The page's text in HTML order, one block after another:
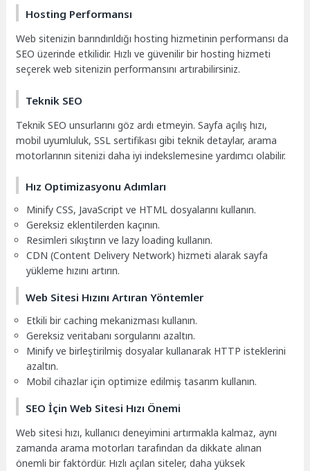
Hosting Performansı
Web sitenizin barındırıldığı hosting hizmetinin performansı da
SEO üzerinde etkilidir. Hızlı ve güvenilir bir hosting hizmeti
seçerek web sitenizin performansını artırabilirsiniz.
Teknik SEO
Teknik SEO unsurlarını göz ardı etmeyin. Sayfa açılış hızı,
mobil uyumluluk, SSL sertifikası gibi teknik detaylar, arama
motorlarının sitenizi daha iyi indekslemesine yardımcı olabilir.
Hız Optimizasyonu Adımları
Minify CSS, JavaScript ve HTML dosyalarını kullanın.
Gereksiz eklentilerden kaçının.
Resimleri sıkıştırın ve lazy loading kullanın.
CDN (Content Delivery Network) hizmeti alarak sayfa
yükleme hızını artırın.
Web Sitesi Hızını Artıran Yöntemler
Etkili bir caching mekanizması kullanın.
Gereksiz veritabanı sorgularını azaltın.
Minify ve birleştirilmiş dosyalar kullanarak HTTP isteklerini
azaltın.
Mobil cihazlar için optimize edilmiş tasarım kullanın.
SEO İçin Web Sitesi Hızı Önemi
Web sitesi hızı, kullanıcı deneyimini artırmakla kalmaz, aynı
zamanda arama motorları tarafından da dikkate alınan
önemli bir faktördür. Hızlı açılan siteler, daha yüksek